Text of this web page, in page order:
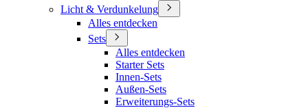
Licht & Verdunkelung
Alles entdecken
Sets
Alles entdecken
Starter Sets
Innen-Sets
Außen-Sets
Erweiterungs-Sets